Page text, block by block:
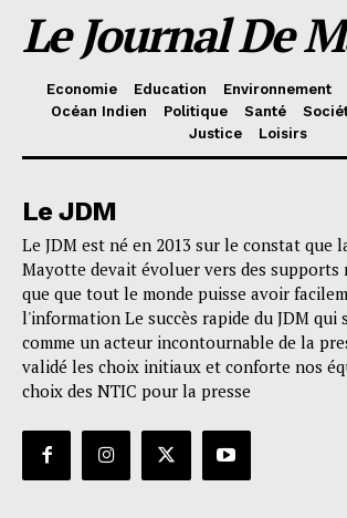
Le Journal De
Economie Education Environnement
Océan Indien
Politique Santé
Justice
Loisirs
Le JDM
Le JDM est né en 2013 sur le constat que
Mayotte devait évoluer vers des supports
que que tout le monde puisse avoir
l'information Le succès rapide du JDM qui
comme un acteur incontournable de la
validé les choix initiaux et conforte nos
choix des NTIC pour la presse